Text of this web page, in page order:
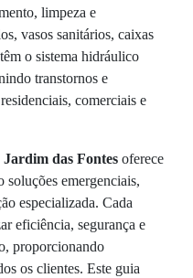
limpeza e
vasos sanitários, caixas
o sistema hidráulico
transtornos e
comerciais e
das Fontes oferece
soluções emergenciais,
especializada. Cada
eficiência, segurança e
proporcionando
os clientes. Este guia